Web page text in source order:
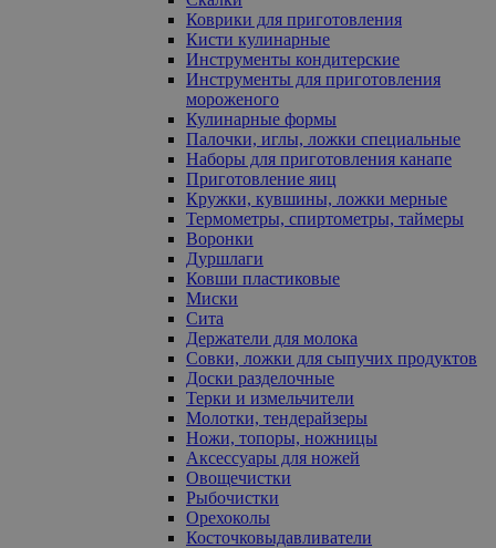
Коврики для приготовления
Кисти кулинарные
Инструменты кондитерские
Инструменты для приготовления
мороженого
Кулинарные формы
Палочки, иглы, ложки специальные
Наборы для приготовления канапе
Приготовление яиц
Кружки, кувшины, ложки мерные
Термометры, спиртометры, таймеры
Воронки
Дуршлаги
Ковши пластиковые
Миски
Сита
Держатели для молока
Совки, ложки для сыпучих продуктов
Доски разделочные
Терки и измельчители
Молотки, тендерайзеры
Ножи, топоры, ножницы
Аксессуары для ножей
Овощечистки
Рыбочистки
Орехоколы
Косточковыдавливатели